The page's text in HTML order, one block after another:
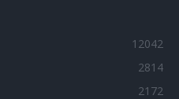
12042
2814
2172